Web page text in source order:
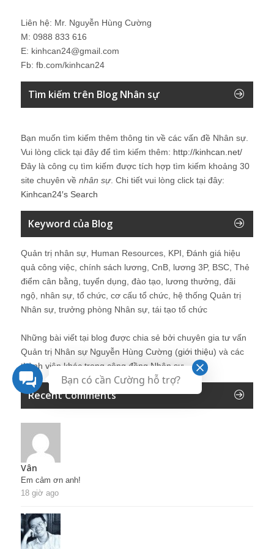
Liên hệ: Mr. Nguyễn Hùng Cường
M: 0988 833 616
E: kinhcan24@gmail.com
Fb: fb.com/kinhcan24
Tìm kiếm trên Blog Nhân sự
Bạn muốn tìm kiếm thêm thông tin về các vấn đề Nhân sự
Vui lòng click tại đây để tìm kiếm thêm: http://kinhcan.net/
Đây là công cụ tìm kiếm được tích hợp tìm kiếm khoảng 30
site chuyên về nhân sự. Chi tiết vui lòng click tại đây:
Kinhcan24′s Search
Keyword của Blog
Quản trị nhân sự, Human Resources, KPI, Đánh giá hiệu
quả công việc, chính sách lương, CnB, lương 3P, BSC, Thẻ
điểm cân bằng, tuyển dụng, đào tạo, lương thưởng, đãi
ngộ, nhân sự, tổ chức, cơ cấu tổ chức, hệ thống Quản trị
Nhân sự, trưởng phòng Nhân sự, tái tạo tổ chức
Những bài viết tại blog được chia sẻ bởi chuyên gia tư vấn
Quản trị Nhân sự Nguyễn Hùng Cường (giới thiệu) và các
thành viên khác trong cộng đồng Nhân sự.
Recent Comments
Vân
Em cảm ơn anh!
18 giờ ago
Bạn có cần Cường hỗ trợ?